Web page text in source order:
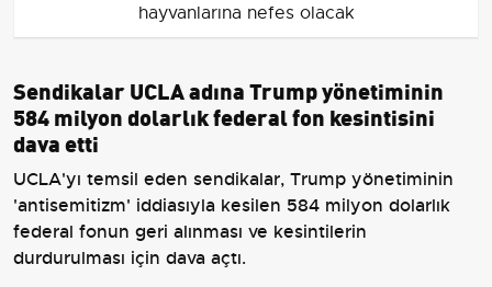
hayvanlarına nefes olacak
Sendikalar UCLA adına Trump yönetiminin
584 milyon dolarlık federal fon kesintisini
dava etti
UCLA'yı temsil eden sendikalar, Trump yönetiminin
'antisemitizm' iddiasıyla kesilen 584 milyon dolarlık
federal fonun geri alınması ve kesintilerin
durdurulması için dava açtı.